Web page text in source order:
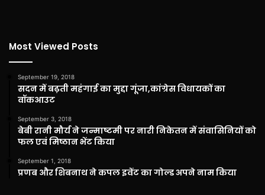
Most Viewed Posts
September 19, 2018
सदन में बढ़ती महंगाई का मुद्दा गूंजा,कांग्रेस विधायकों का
वॉकआउट
September 3, 2018
बेबी रानी मौर्य ने जन्माष्टमी पर नारी निकेतन में संवासिनियों को
फल एवं मिष्ठान भेंट किया
September 1, 2018
प्रणब और शिबनाथ ने कपल इवेंट का गोल्ड अपने नाम किया